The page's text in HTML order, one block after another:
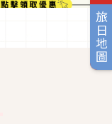
旅日地圖